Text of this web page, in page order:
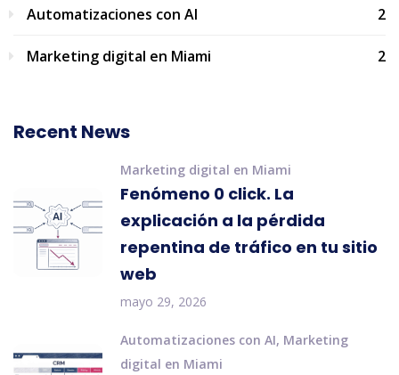
Automatizaciones con AI 2
Marketing digital en Miami 2
Recent News
Marketing digital en Miami
Fenómeno 0 click. La
explicación a la pérdida
repentina de tráfico en tu sitio
web
mayo 29, 2026
Automatizaciones con AI, Marketing
digital en Miami